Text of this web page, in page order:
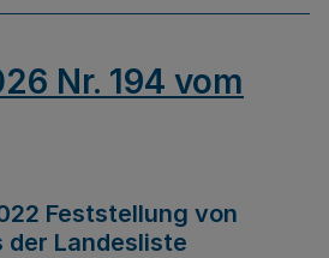
Nr. 194 vom
Feststellung von
Landesliste